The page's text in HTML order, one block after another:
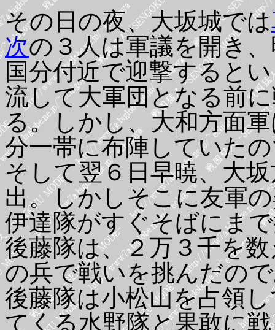
その日の夜、大坂城では
次の３人は軍議を開き
国分付近で迎撃すると
流して大軍団となる前
る。しかし、大和方面
分一帯に布陣していた
そして翌６日早暁、大
出。しかしそこに友軍
伊達隊がすぐそばにま
後藤隊は、２万３千を
の兵で戦いを挑んだの
後藤隊は小松山を占領
てくる水野隊と果敢に